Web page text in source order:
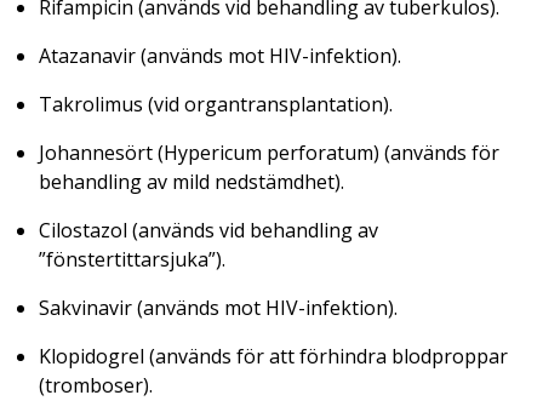
Rifampicin (används vid behandling av tuberkulos).
Atazanavir (används mot HIV-infektion).
Takrolimus (vid organtransplantation).
Johannesört (Hypericum perforatum) (används för
behandling av mild nedstämdhet).
Cilostazol (används vid behandling av
”fönstertittarsjuka”).
Sakvinavir (används mot HIV-infektion).
Klopidogrel (används för att förhindra blodproppar
(tromboser).